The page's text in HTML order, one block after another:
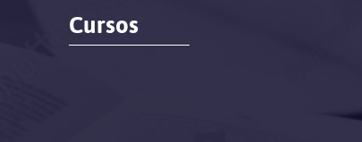
Cursos